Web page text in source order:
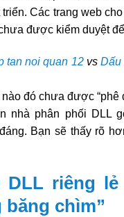
Các trang web
được kiểm duyệt
tan noi quan 12vs Dấu
đó chưa được “phê
nhà phân phối DLL
Bạn sẽ thấy rõ
DLL riêng
băng chìm”